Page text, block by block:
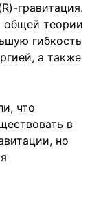
гравитация.
общей теории
гибкость
а также
что
в
но